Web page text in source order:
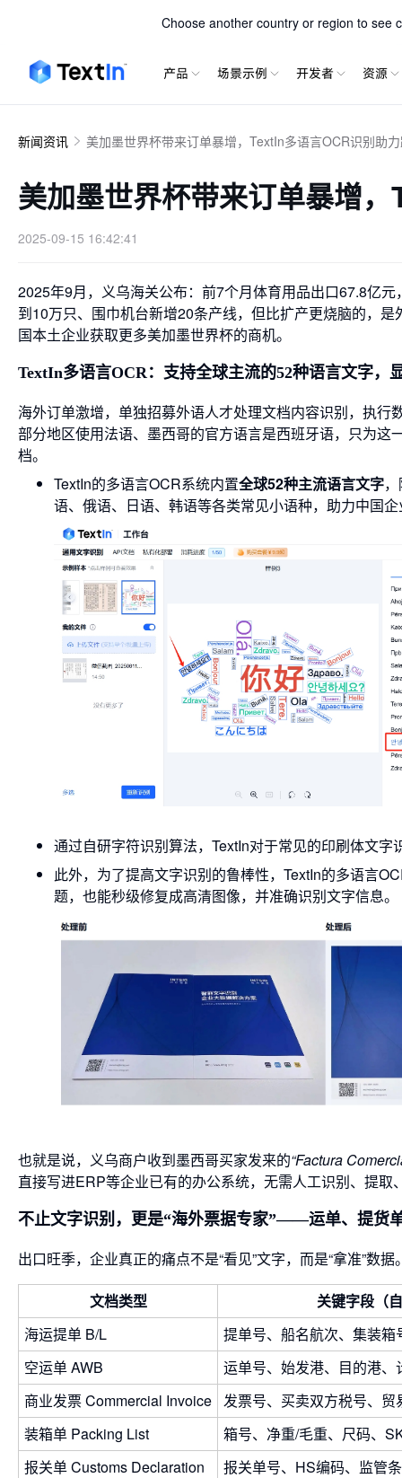
Choose another country or region to see
TextIn xParse
产品 场景示例 开发者 资源
新闻资讯 美加墨世界杯带来订单暴增，TextIn多语言OCR识别助
美加墨世界杯带来订单暴增
2025-09-15 16:42:41
2025年9月，义乌海关公布：前7个月体育用品出口67.8亿
到10万只、围巾机台新增20条产线，但比扩产更烧脑的，是
国本土企业获取更多美加墨世界杯的商机。
TextIn多语言OCR：支持全球主流的52种语言文字，
海外订单激增，单独招募外语人才处理文档内容识别，执
部分地区使用法语、墨西哥的官方语言是西班牙语，只为
档。
TextIn的多语言OCR系统内置全球52种主流语言文字
语、俄语、日语、韩语等各类常见小语种，助力中国
通过自研字符识别算法，TextIn对于常见的印刷体文
此外，为了提高文字识别的鲁棒性，TextIn的多语言
题，也能秒级修复成高清图像，并准确识别文字信息。
也就是说，义乌商户收到墨西哥买家发来的“Factura
直接写进ERP等企业已有的办公系统，无需人工识别、提取
不止文字识别，更是“海外票据专家”——运单、提货
出口旺季，企业真正的痛点不是“看见”文字，而是“拿准”数据
文档类型
关键字段（
海运提单 B/L
提单号、船名航次、集装
空运单 AWB
运单号、始发港、目的港、
商业发票 Commercial Invoice 发票号、买卖双方税号、
装箱单 Packing List
箱号、净重/毛重、尺码、
报关单 Customs Declaration
报关单号、HS编码、监管